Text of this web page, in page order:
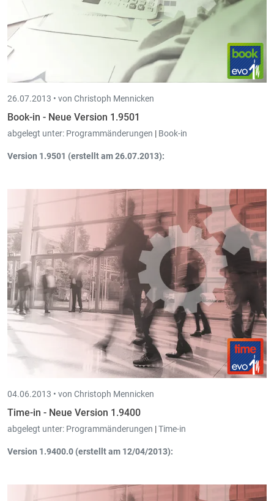
26.07.2013 • von Christoph Mennicken
Book-in - Neue Version 1.9501
abgelegt unter: Programmänderungen | Book-in
Version 1.9501 (erstellt am 26.07.2013):
hängen
04.06.2013 • von Christoph Mennicken
Time-in - Neue Version 1.9400
abgelegt unter: Programmänderungen |Time-in
Version 1.9400.0 (erstellt am 12/04/2013):
Neue Liste: Total Mitarbeiter (mit Detail) (hhh:mm)